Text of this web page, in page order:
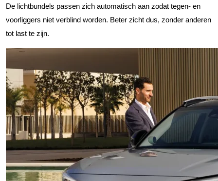
De lichtbundels passen zich automatisch aan zodat tegen- en
voorliggers niet verblind worden. Beter zicht dus, zonder anderen
tot last te zijn.